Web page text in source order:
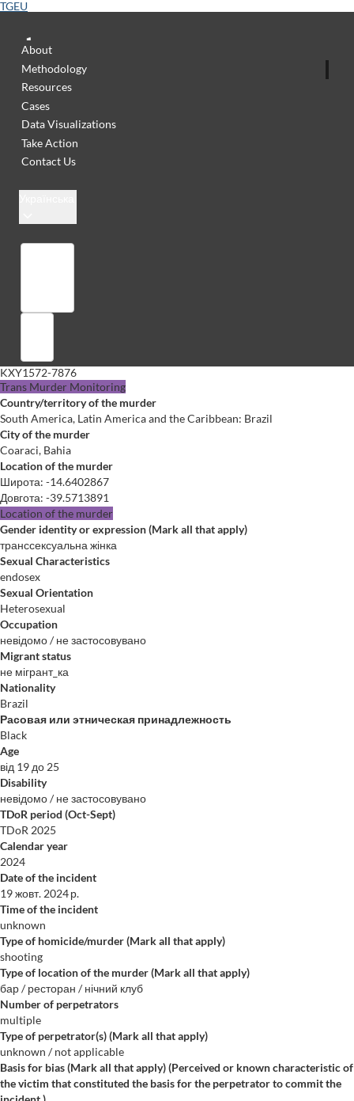
TGEU
About
Methodology
Resources
Cases
Data Visualizations
Take Action
Contact Us
KXY1572-7876
Trans Murder Monitoring
Country/territory of the murder
South America, Latin America and the Caribbean: Brazil
City of the murder
Coaraci, Bahia
Location of the murder
Широта: -14.6402867
Довгота: -39.5713891
Location of the murder
Gender identity or expression (Mark all that apply)
транссексуальна жінка
Sexual Characteristics
endosex
Sexual Orientation
Heterosexual
Occupation
невідомо / не застосовувано
Migrant status
не мігрант_ка
Nationality
Brazil
Расовая или этническая принадлежность
Black
Age
від 19 до 25
Disability
невідомо / не застосовувано
TDoR period (Oct-Sept)
TDoR 2025
Calendar year
2024
Date of the incident
19 жовт. 2024 р.
Time of the incident
unknown
Type of homicide/murder (Mark all that apply)
shooting
Type of location of the murder (Mark all that apply)
бар / ресторан / нічний клуб
Number of perpetrators
multiple
Type of perpetrator(s) (Mark all that apply)
unknown / not applicable
Basis for bias (Mark all that apply) (Perceived or known characteristic of
the victim that constituted the basis for the perpetrator to commit the